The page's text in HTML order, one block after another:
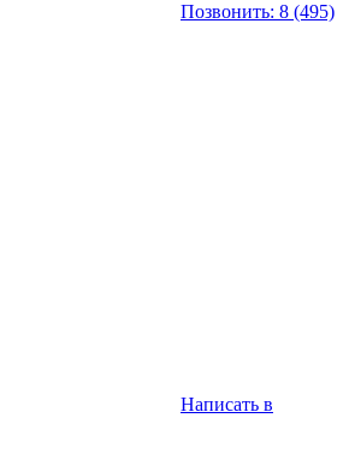
Позвонить: 8 (495)
Написать в